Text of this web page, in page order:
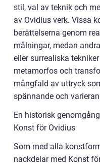
stil, val av teknik och
av Ovidius verk. Vissa
berättelserna genom
målningar, medan
eller surrealiska
metamorfos och
mångfald av uttryck
spännande och
En historisk
Konst för Ovidius
Som med alla
nackdelar med Konst